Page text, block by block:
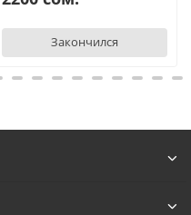
Закончился